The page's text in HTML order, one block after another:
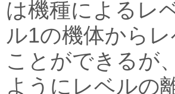
は機種によるレ
ル1の機体から
ことができるが
ようにレベルの